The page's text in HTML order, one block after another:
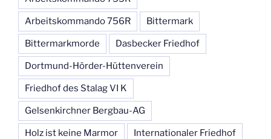
Arbeitskommando 756R Bittermark
Bittermarkmorde Dasbecker Friedhof
Dortmund-Hörder-Hüttenverein
Friedhof des Stalag VI K
Gelsenkirchner Bergbau-AG
Holz ist keine Marmor Internationaler Friedhof